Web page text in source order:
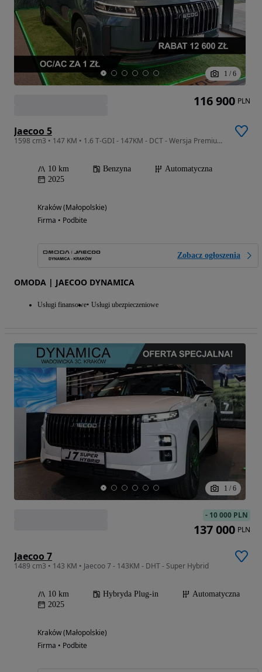
1 / 6
Jaecoo 5
1598 cm3 • 147 KM • 1.6 T-GDI - 147KM - DCT - Wersja Premium! Rok produkcji 2025!
10 km Benzyna
Automatyczna
2025
Kraków (Małopolskie)
Firma • Podbite
Zobacz ogłoszenia
OMODA | JAECOO DYNAMICA
Usługi finansowe Usługi ubezpieczeniowe
116 900 PLN
1 / 6
Jaecoo 7
1489 cm3 • 143 KM • Jaecoo 7 - 143KM - DHT - Super Hybrid
10 km Hybryda Plug-in
Automatyczna
2025
Kraków (Małopolskie)
Firma • Podbite
- 10 000 PLN
137 000 PLN